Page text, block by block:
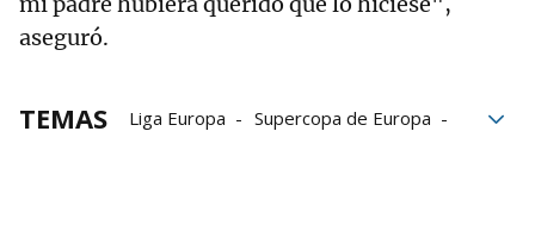
aseguró.
TEMAS Liga Europa
Supercopa de Europa